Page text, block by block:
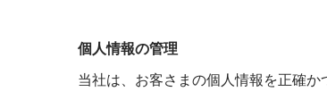
個人情報の管理
当社は、お客さまの個人情報を正確